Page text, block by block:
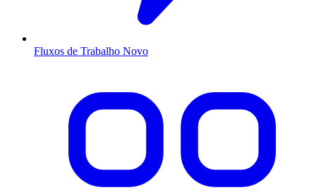
Fluxos de Trabalho Novo